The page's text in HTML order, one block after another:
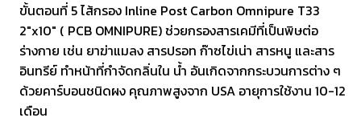
ขั้นตอนที่ 5 ไส้กรอง Inline Post Carbon Omnipure T33
2″x10″ ( PCB OMNIPURE) ช่วยกรองสารเคมีที่เป็นพิษต่อ
ร่างกาย เช่น ยาฆ่าแมลง สารปรอท ก๊าซไข่เน่า สารหนู และสาร
อินทรีย์ ทำหน้าที่กำจัดกลิ่นใน น้ำ อันเกิดจากกระบวนการต่าง ๆ
ด้วยคาร์บอนชนิดผง คุณภาพสูงจาก USA อายุการใช้งาน 10-12
เดือน